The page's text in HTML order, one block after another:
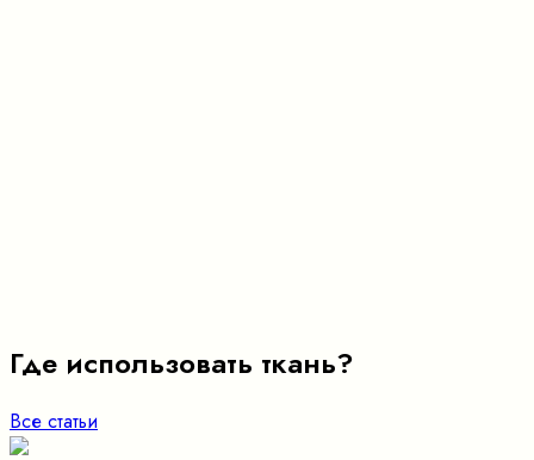
Где использовать ткань?
Все статьи